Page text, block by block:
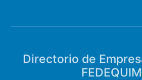
Directorio de